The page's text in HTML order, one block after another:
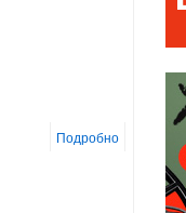
Подробно